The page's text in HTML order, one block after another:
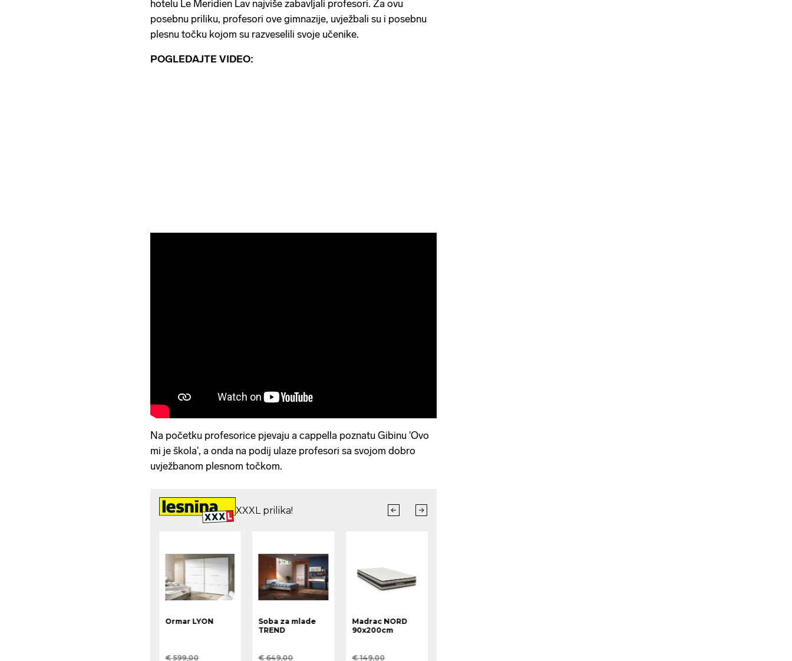
hotelu Le Meridien Lav najviše zabavljali profesori. Za ovu
posebnu priliku, profesori ove gimnazije, uvježbali su i posebnu
plesnu točku kojom su razveselili svoje učenike.
POGLEDAJTE VIDEO:
Na početku profesorice pjevaju a cappella poznatu Gibinu 'Ovo
mi je škola', a onda na podij ulaze profesori sa svojom dobro
uvježbanom plesnom točkom.